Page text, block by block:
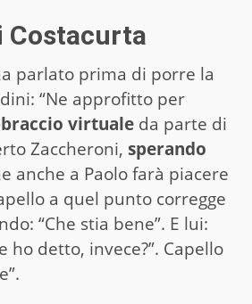
Costacurta
parlato prima di porre la
“Ne approfitto per
virtuale da parte di
Zaccheroni, sperando
anche a Paolo farà piacere
a quel punto corregge
“Che stia bene”. E lui:
ho detto, invece?”. Capello